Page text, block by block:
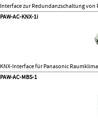
Interface zur Redundanzschaltung von
PAW-AC-KNX-1i
KNX-Interface für Panasonic
PAW-AC-MBS-1